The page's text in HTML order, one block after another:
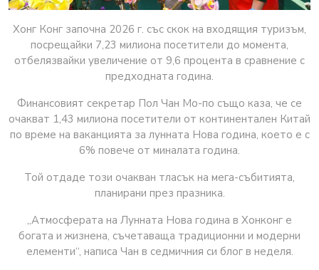
Хонг Конг започна 2026 г. със скок на входящия туризъм,
посрещайки 7,23 милиона посетители до момента,
отбелязвайки увеличение от 9,6 процента в сравнение с
предходната година.
Финансовият секретар Пол Чан Мо-по също каза, че се
очакват 1,43 милиона посетители от континентален Китай
по време на ваканцията за лунната Нова година, което е с
6% повече от миналата година.
Той отдаде този очакван тласък на мега-събитията,
планирани през празника.
„Атмосферата на Лунната Нова година в Хонконг е
богата и жизнена, съчетаваща традиционни и модерни
елементи“, написа Чан в седмичния си блог в неделя.